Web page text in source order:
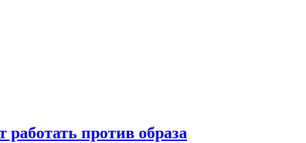
против образа